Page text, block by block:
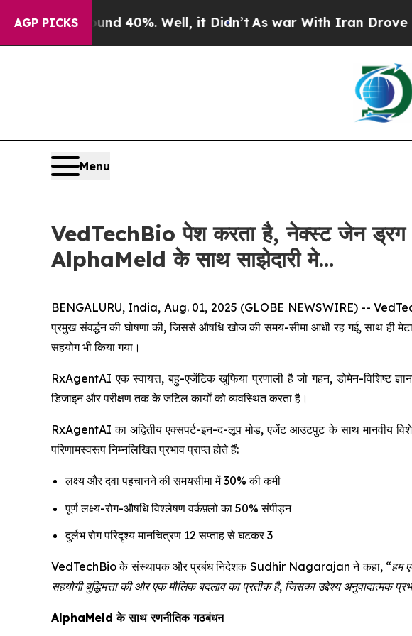
AGP PICKS
Around 40%. Well, it Didn’tAs war With Iran Drove oil
Menu
VedTechBio पेश करता है, नेक्स्ट जेन ड्रग
AlphaMeld के साथ साझेदारी मे…
BENGALURU, India, Aug. 01, 2025 (GLOBE NEWSWIRE) --
प्रमुख संवर्द्धन की घोषणा की, जिससे औषधि खोज की समय-सीमा आधी रह गई, साथ
सहयोग भी किया गया।
RxAgentAI एक स्वायत्त, बहु-एजेंटिक खुफिया प्रणाली है जो गहन, डोमेन-विशिष्ट
डिजाइन और परीक्षण तक के जटिल कार्यों को व्यवस्थित करता है।
RxAgentAI का अद्वितीय एक्सपर्ट-इन-द-लूप मोड, एजेंट आउटपुट के साथ मानवीय
परिणामस्वरूप निम्नलिखित प्रभाव प्राप्त होते हैं:
लक्ष्य और दवा पहचानने की समयसीमा में 30% की कमी
पूर्ण लक्ष्य-रोग-औषधि विश्लेषण वर्कफ़्लो का 50% संपीड़न
दुर्लभ रोग परिदृश्य मानचित्रण 12 सप्ताह से घटकर 3
VedTechBio के संस्थापक और प्रबंध निदेशक Sudhir Nagarajan ने कहा, “हम
सहयोगी बुद्धिमत्ता की ओर एक मौलिक बदलाव का प्रतीक है, जिसका उद्देश्य अनुवादात्मक
AlphaMeld के साथ रणनीतिक गठबंधन